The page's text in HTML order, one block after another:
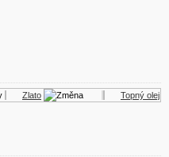
Zlato Topný olej